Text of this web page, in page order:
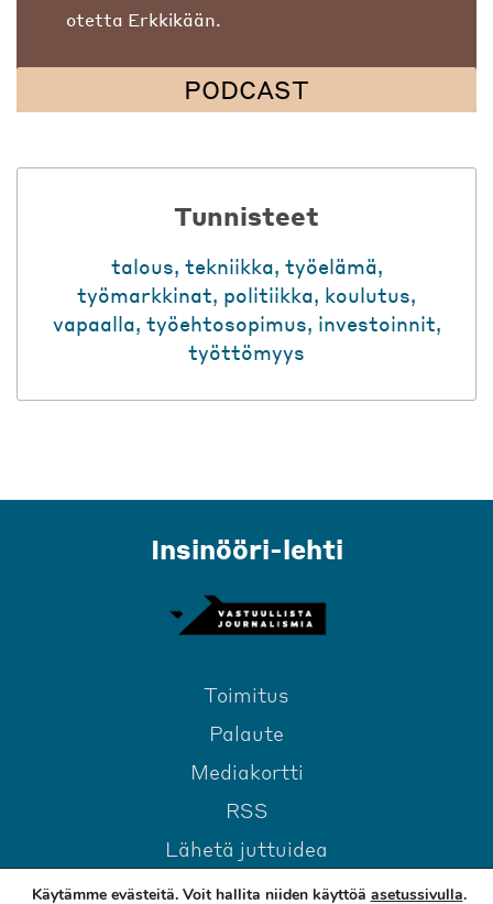
otetta Erkkikään.
PODCAST
Tunnisteet
talous, tekniikka, työelämä,
työmarkkinat, politiikka, koulutus,
vapaalla, työehtosopimus, investoinnit,
työttömyys
Insinööri-lehti
Toimitus
Palaute
Mediakortti
RSS
Lähetä juttuidea
Käytämme evästeitä. Voit hallita niiden käyttöä asetussivulla.